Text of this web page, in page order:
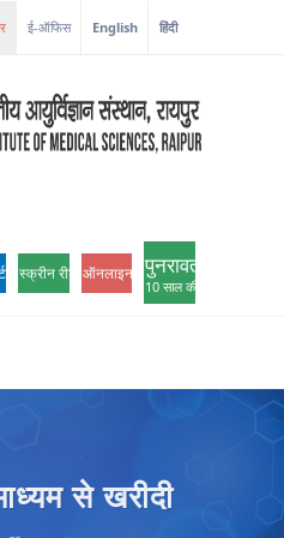
ई-ऑफिस English हिंदी
स्क्रीन रीडर एक्सेसऑनलाइन ओपीडी पंजीकरण
पुनरावर्तन
10 साल की उत्कृष्टता
से खरीदी